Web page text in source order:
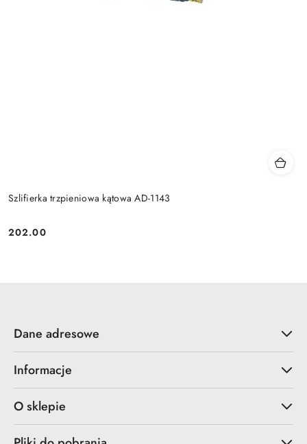
Szlifierka trzpieniowa kątowa AD-1143
Cena:
202.00
Dane adresowe
Informacje
O sklepie